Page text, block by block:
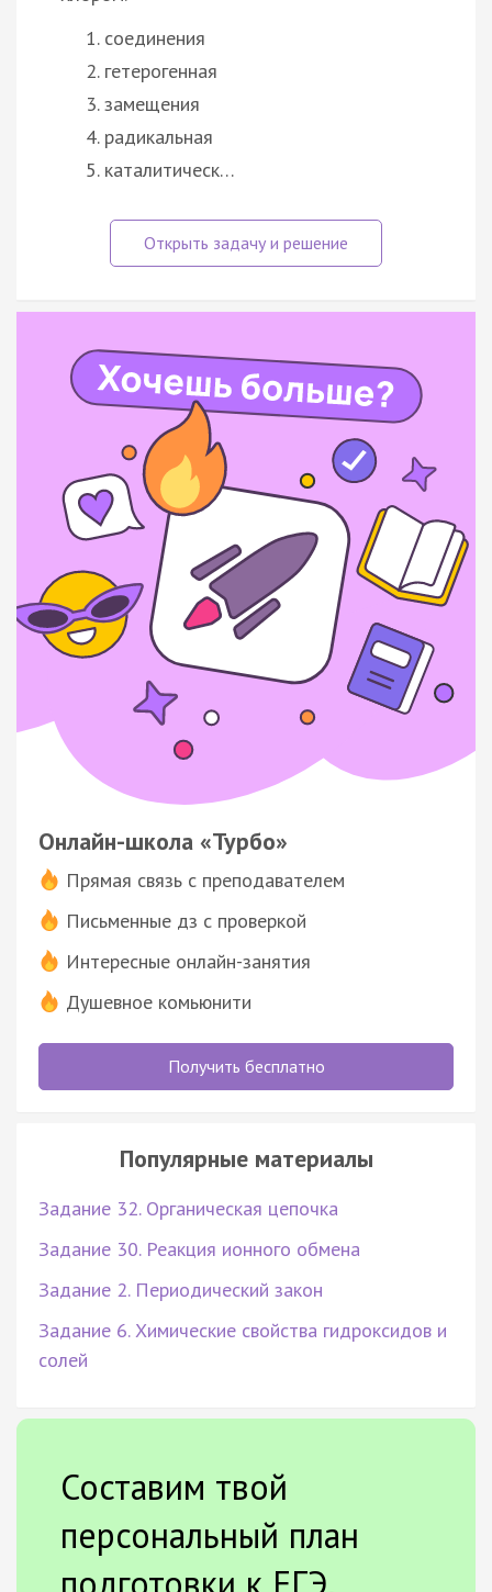
соединения
гетерогенная
замещения
радикальная
каталитическ…
Онлайн-школа «Турбо»
Прямая связь с преподавателем
Письменные дз с проверкой
Интересные онлайн-занятия
Душевное комьюнити
Получить бесплатно
Популярные материалы
Задание 32. Органическая цепочка
Задание 30. Реакция ионного обмена
Задание 2. Периодический закон
Задание 6. Химические свойства гидроксидов и
солей
Составим твой
персональный план